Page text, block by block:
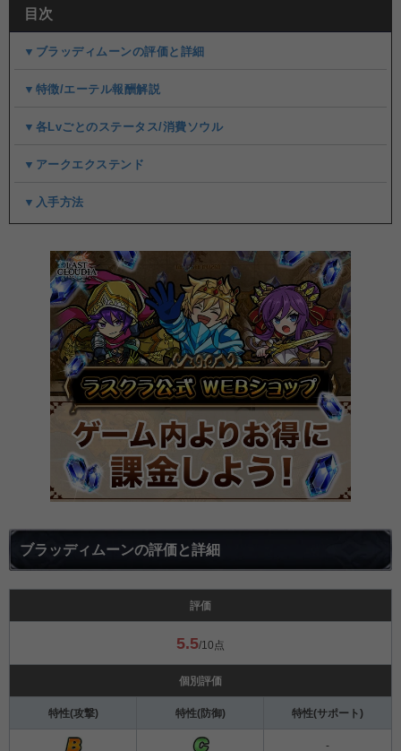
目次
▼ブラッディムーンの評価と詳細
▼特徴/エーテル報酬解説
▼各Lvごとのステータス/消費ソウル
▼アークエクステンド
▼入手方法
ブラッディムーンの評価と詳細
評価
5.5/10点
個別評価
特性(攻撃) 特性(防御) 特性(サポート)
-